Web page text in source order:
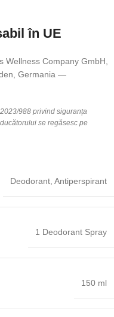
în UE
Wellness Company GmbH,
Germania —
988 privind siguranța
se regăsesc pe
Deodorant, Antiperspirant
1 Deodorant Spray
150 ml